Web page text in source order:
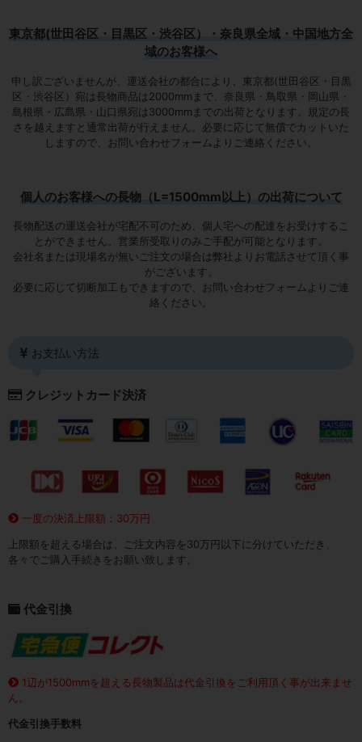
東京都(世田谷区・目黒区・渋谷区）・奈良県全域・中国地方全
域のお客様へ
申し訳ございませんが、運送会社の都合により、東京都(世田谷区・目黒
区・渋谷区）宛は長物商品は2000mmまで 、奈良県・鳥取県・岡山県・
島根県・広島県・山口県宛は3000mmまでの出荷となります 。規定の長
さを越えますと通常出荷が行えません。必要に応じて無償でカットいた
しますので、お問い合わせフォームよりご連絡ください。
個人のお客様への長物（L=1500mm以上）の出荷について
長物配送の運送会社が宅配不可のため、個人宅への配達をお受けするこ
とができません。営業所受取りのみご手配が可能となります。
会社名または現場名が無いご注文の場合は弊社よりお電話させて頂く事
がございます。
必要に応じて切断加工もできますので、お問い合わせフォームよりご連
絡ください。
お支払い方法
クレジットカード決済
一度の決済上限額：30万円
上限額を超える場合は、ご注文内容を30万円以下に分けていただき、
各々でご購入手続きをお願い致します。
代金引換
1辺が1500mmを超える長物製品は代金引換をご利用頂く事が出来ませ
ん。
代金引換手数料